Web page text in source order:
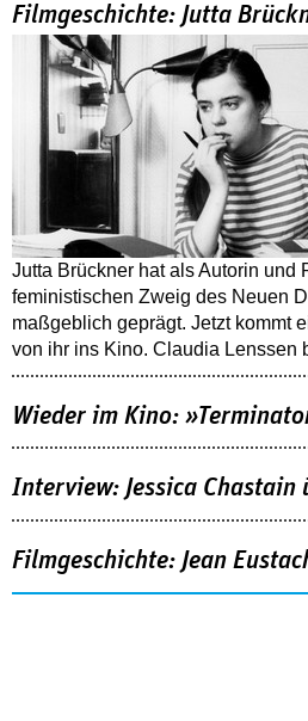
Filmgeschichte: Jutta
Jutta Brückner hat als Autorin und
feministischen Zweig des Neuen
maßgeblich geprägt. Jetzt kommt
von ihr ins Kino. Claudia Lenssen
Wieder im Kino:
Interview: Jessica Chastain
Filmgeschichte: Jean